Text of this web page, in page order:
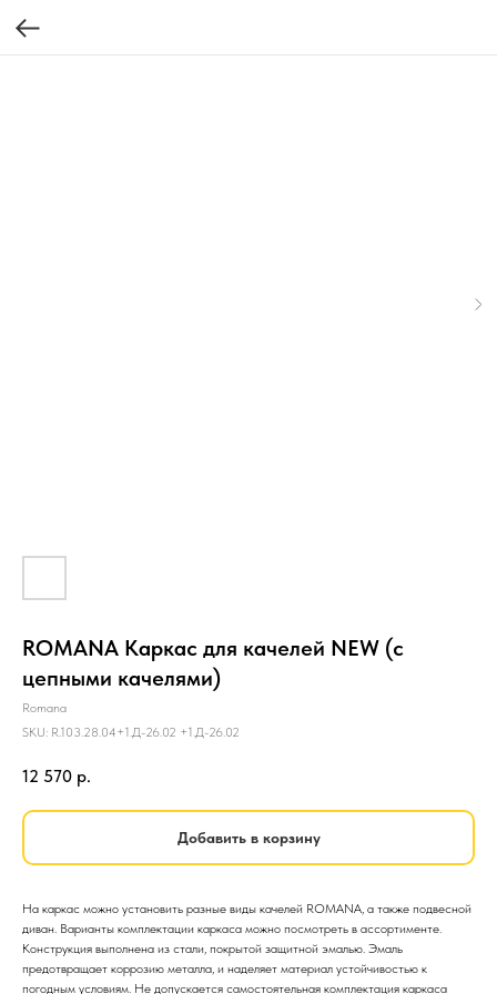
ROMANA Каркас для качелей NEW (с
цепными качелями)
Romana
SKU: R.103.28.04+1.Д-26.02 +1.Д-26.02
12 570 р.
Добавить в корзину
На каркас можно установить разные виды качелей ROMANA, а также подвесной
диван. Варианты комплектации каркаса можно посмотреть в ассортименте.
Конструкция выполнена из стали, покрытой защитной эмалью. Эмаль
предотвращает коррозию металла, и наделяет материал устойчивостью к
погодным условиям. Не допускается самостоятельная комплектация каркаса